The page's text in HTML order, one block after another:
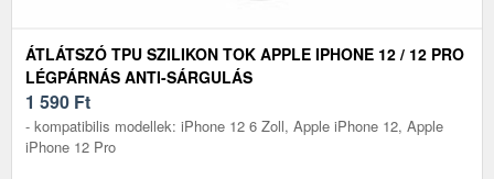
ÁTLÁTSZÓ TPU SZILIKON TOK APPLE IPHONE 12 / 12 PRO
LÉGPÁRNÁS ANTI-SÁRGULÁS
1 590 Ft
- kompatibilis modellek: iPhone 12 6 Zoll, Apple iPhone 12, Apple
iPhone 12 Pro